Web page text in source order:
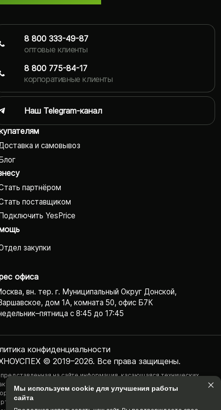
и самовывоз
партнёром
поставщиком
YesPrice
закупки
офиса
вн. тер. г. Муниципальный Округ Донской,
дом 1А, комната 50, офис Б7К
с 8:45 до 17:45
© 2019–2026. Все права защищены.
конфиденциаль­ности
на сайте информация, касающаяся технических
наличия на складе, стоимости товаров, носит
характер и ни при каких условиях не является публичной
определяемой положениями Статьи 437(2) Гражданского
8 800 333-49-87
оптовые клиенты
8 800 775-84-17
корпоративные клиенты
Наш Telegram-канал
Мы используем cookie для улучшения работы
сайта